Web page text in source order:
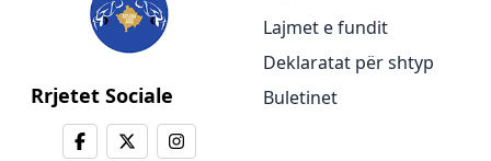
Rrjetet Sociale
Lajmet e fundit
Deklaratat për shtyp
Buletinet